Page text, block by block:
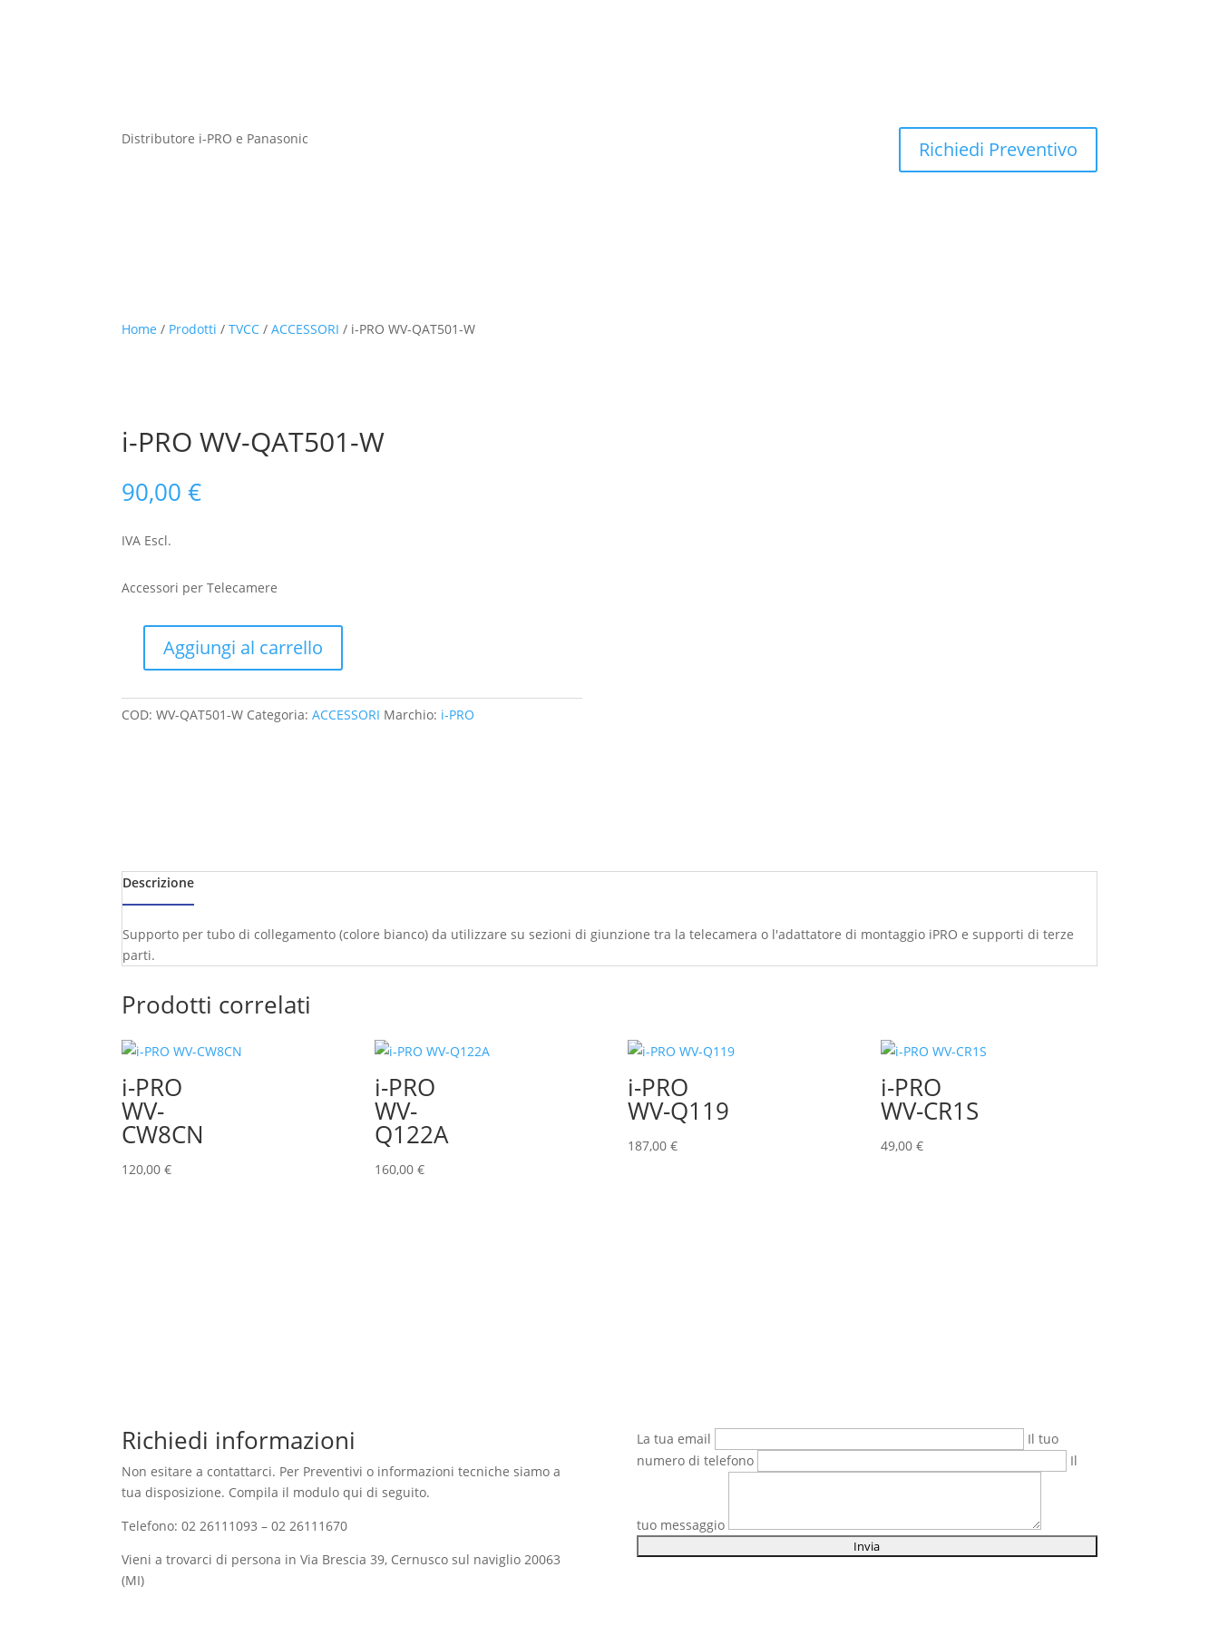
Distributore i-PRO e Panasonic Richiedi Preventivo
Home / Prodotti /TVCC /ACCESSORI / i-PRO WV-QAT501-W
i-PRO WV-QAT501-W
90,00€
IVA Escl.
Accessori per Telecamere
WV-
QAT501-
Aggiungi al carrello
COD: WV-QAT501-W Categoria: ACCESSORI Marchio: i-PRO
Descrizione
Supporto per tubo di collegamento (colore bianco) da utilizzare su sezioni di giunzione tra la telecamera o l'adattatore di montaggio iPRO e supporti di terze
parti.
Prodotti correlati
i-PRO
WV-
CW8CN
120,00€
i-PRO
WV-
Q122A
160,00€
i-PRO
WV-Q119
187,00€
i-PRO
WV-CR1S
49,00€
Richiedi informazioni
Non esitare a contattarci. Per Preventivi o informazioni tecniche siamo a
tua disposizione. Compila il modulo qui di seguito.
Telefono: 02 26111093 – 02 26111670
Vieni a trovarci di persona in Via Brescia 39, Cernusco sul naviglio 20063
(MI)
La tua email
Il tuo
numero di telefono
Il
tuo messaggio